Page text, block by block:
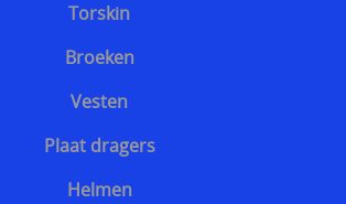
Torskin
Broeken
Vesten
Plaat dragers
Helmen